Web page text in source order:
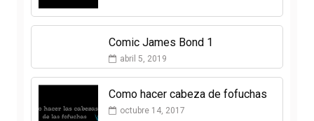
Comic James Bond 1
abril 5, 2019
Como hacer cabeza de fofuchas
octubre 14, 2017